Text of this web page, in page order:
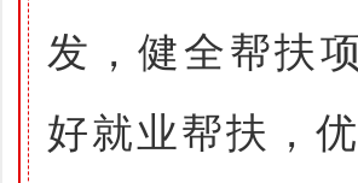
发，健全帮扶
好就业帮扶，